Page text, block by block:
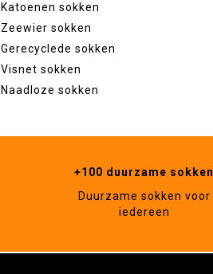
Katoenen sokken
Zeewier sokken
Gerecyclede sokken
Visnet sokken
Naadloze sokken
+100 duurzame sokken
Duurzame sokken voor
iedereen